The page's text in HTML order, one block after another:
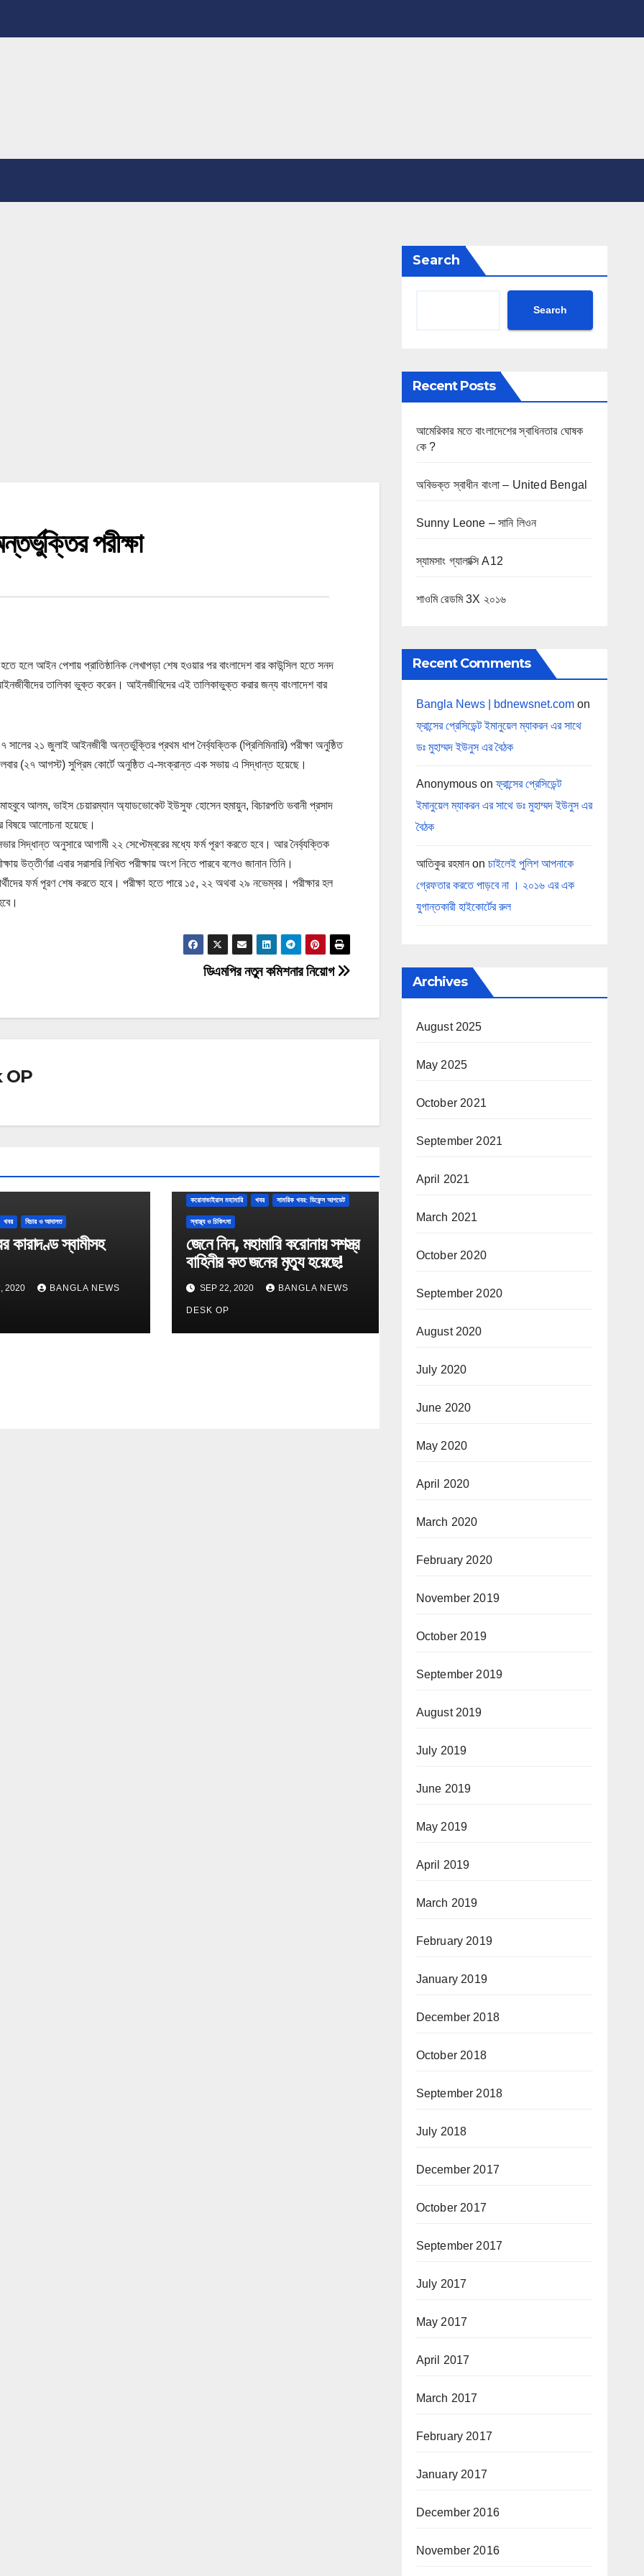
পরীক্ষা
আইন পেশায় প্রাতিষ্ঠানিক লেখাপড়া শেষ হওয়ার পর বাংলাদেশ বার কাউন্সিল হতে সনদ
তালিকা ভুক্ত করেন। আইনজীবিদের এই তালিকাভুক্ত করার জন্য বাংলাদেশ বার
২১ জুলাই আইনজীবী অন্তর্ভুক্তির প্রথম ধাপ নৈর্ব্যক্তিক (প্রিলিমিনারি) পরীক্ষা অনুষ্ঠিত
(২৭ আগস্ট) সুপ্রিম কোর্টে অনুষ্ঠিত এ-সংক্রান্ত এক সভায় এ সিদ্ধান্ত হয়েছে।
মাহবুবে আলম, ভাইস চেয়ারম্যান অ্যাডভোকেট ইউসুফ হোসেন হুমায়ুন, বিচারপতি ভবানী প্রসাদ
বিষয়ে আলোচনা হয়েছে।
সিদ্ধান্ত অনুসারে আগামী ২২ সেপ্টেম্বরের মধ্যে ফর্ম পূরণ করতে হবে। আর নৈর্ব্যক্তিক
উত্তীর্ণরা এবার সরাসরি লিখিত পরীক্ষায় অংশ নিতে পারবে বলেও জানান তিনি।
ফর্ম পূরণ শেষ করতে হবে। পরীক্ষা হতে পারে ১৫, ২২ অথবা ২৯ নভেম্বর। পরীক্ষার হল
ডিএমপির নতুন কমিশনার নিয়োগ
OP
খবর বিচার ও আদালত
কারাদণ্ড স্বামীসহ
2020 BANGLA NEWS
করোনাভাইরাস মহামারি খবর সামরিক খবর: ডিফেন্স আপডেট
স্বাস্থ্য ও চিকিৎসা
জেনে নিন, মহামারি করোনায় সশস্ত্র
বাহিনীর কত জনের মৃত্যু হয়েছে!
SEP 22, 2020 BANGLA NEWS
DESK OP
Search
Search
Recent Posts
আমেরিকার মতে বাংলাদেশের স্বাধিনতার ঘোষক
কে ?
অবিভক্ত স্বাধীন বাংলা – United Bengal
Sunny Leone – সানি লিওন
স্যামসাং গ্যালাক্সি A12
শাওমি রেডমি 3X ২০১৬
Recent Comments
Bangla News | bdnewsnet.comon
ফ্রান্সের প্রেসিডেন্ট ইমানুয়েল ম্যাকরন এর সাথে
ডঃ মুহাম্মদ ইউনুস এর বৈঠক
Anonymousonফ্রান্সের প্রেসিডেন্ট
ইমানুয়েল ম্যাকরন এর সাথে ডঃ মুহাম্মদ ইউনুস এর
বৈঠক
আতিকুর রহমানon চাইলেই পুলিশ আপনাকে
গ্রেফতার করতে পাড়বে না । ২০১৬ এর এক
যুগান্তকারী হাইকোর্টের রুল
Archives
August 2025
May 2025
October 2021
September 2021
April 2021
March 2021
October 2020
September 2020
August 2020
July 2020
June 2020
May 2020
April 2020
March 2020
February 2020
November 2019
October 2019
September 2019
August 2019
July 2019
June 2019
May 2019
April 2019
March 2019
February 2019
January 2019
December 2018
October 2018
September 2018
July 2018
December 2017
October 2017
September 2017
July 2017
May 2017
April 2017
March 2017
February 2017
January 2017
December 2016
November 2016